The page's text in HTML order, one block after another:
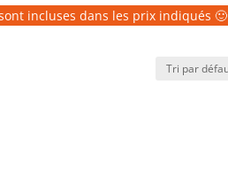
incluses dans les prix indiqués 🙂